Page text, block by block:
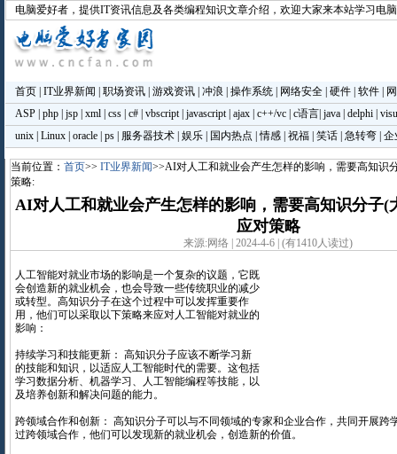
电脑爱好者 ，提供IT资讯信息及各类编程知识文章介绍，欢迎大家来本站学习电
首页| IT业界新闻 职场资讯| 游戏资讯| 冲浪 操作系统| 网络安全| 硬件| 软件|
ASP| php| jsp| xml| css| c#| vbscript| javascript| ajax| c++/vc| c语言| java| delphi|
unix| Linux| oracle| ps| 服务器技术| 娱乐| 国内热点 |情感| 祝福| 笑话| 急转弯| 企
当前位置： 首页>> IT业界新闻>>AI对人工和就业会产生怎样的影响，需要高知识
策略:
AI对人工和就业会产生怎样的影响，需要高知识分子(
应对策略
来源:网络 | 2024-4-6 | (有1410人读过)
人工智能对就业市场的影响是一个复杂的议题，它既
会创造新的就业机会，也会导致一些传统职业的减少
或转型。高知识分子在这个过程中可以发挥重要作
用，他们可以采取以下策略来应对人工智能对就业的
影响：
持续学习和技能更新： 高知识分子应该不断学习新
的技能和知识，以适应人工智能时代的需要。这包括
学习数据分析、机器学习、人工智能编程等技能，以
及培养创新和解决问题的能力。
跨领域合作和创新： 高知识分子可以与不同领域的专家和企业合作，共同开展跨
过跨领域合作，他们可以发现新的就业机会，创造新的价值。